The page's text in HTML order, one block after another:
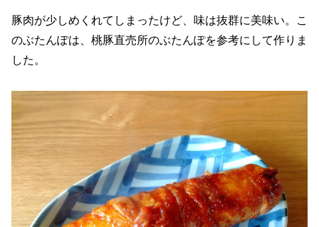
豚肉が少しめくれてしまったけど、味は抜群に美味い。こ
のぶたんぽは、桃豚直売所のぶたんぽを参考にして作りま
した。